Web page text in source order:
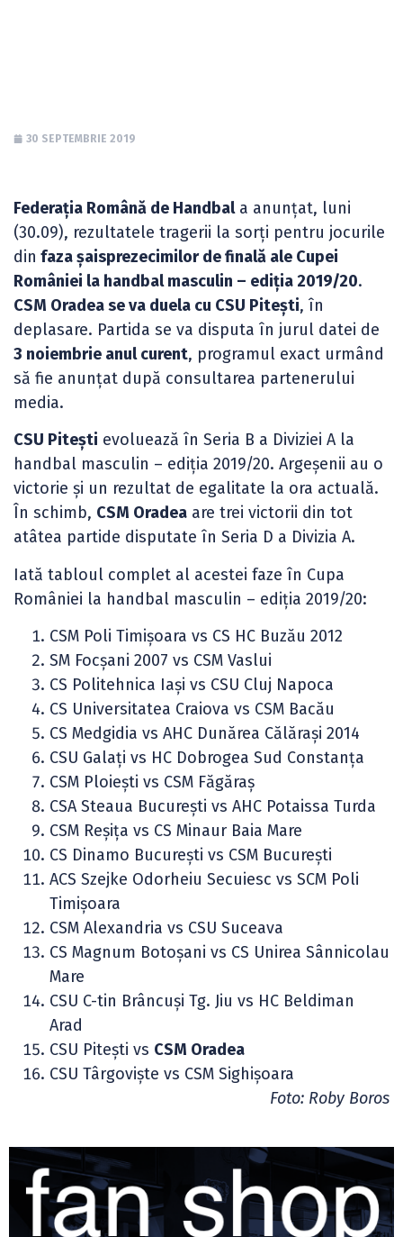
30 SEPTEMBRIE 2019
Federația Română de Handbala anunțat, luni
(30.09), rezultatele tragerii la sorți pentru jocurile
din faza șaisprezecimilor de finală ale Cupei
României la handbal masculin – ediția 2019/20.
CSM Oradea se va duela cu CSU Pitești, în
deplasare. Partida se va disputa în jurul datei de
3 noiembrie anul curent, programul exact urmând
să fie anunțat după consultarea partenerului
media.
CSU Pitești evoluează în Seria B a Diviziei A la
handbal masculin – ediția 2019/20. Argeșenii au o
victorie și un rezultat de egalitate la ora actuală.
În schimb, CSM Oradea are trei victorii din tot
atâtea partide disputate în Seria D a Divizia A.
Iată tabloul complet al acestei faze în Cupa
României la handbal masculin – ediția 2019/20:
CSM Poli Timișoara vs CS HC Buzău 2012
SM Focșani 2007 vs CSM Vaslui
CS Politehnica Iași vs CSU Cluj Napoca
CS Universitatea Craiova vs CSM Bacău
CS Medgidia vs AHC Dunărea Călărași 2014
CSU Galați vs HC Dobrogea Sud Constanța
CSM Ploiești vs CSM Făgăraș
CSA Steaua București vs AHC Potaissa Turda
CSM Reșița vs CS Minaur Baia Mare
CS Dinamo București vs CSM București
ACS Szejke Odorheiu Secuiesc vs SCM Poli
Timișoara
CSM Alexandria vs CSU Suceava
CS Magnum Botoșani vs CS Unirea Sânnicolau
Mare
CSU C-tin Brâncuși Tg. Jiu vs HC Beldiman
Arad
CSU Pitești vs CSM Oradea
CSU Târgoviște vs CSM Sighișoara
Foto: Roby Boros